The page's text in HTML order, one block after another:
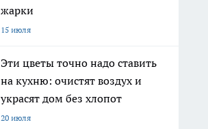
жарки
15 июля
Эти цветы точно надо ставить
на кухню: очистят воздух и
украсят дом без хлопот
20 июля